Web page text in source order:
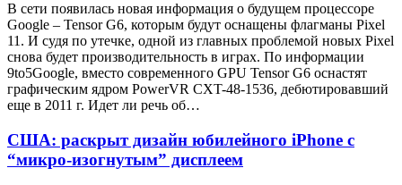
В сети появилась новая информация о будущем процессоре
Google – Tensor G6, которым будут оснащены флагманы Pixel
11. И судя по утечке, одной из главных проблемой новых Pixel
снова будет производительность в играх. По информации
9to5Google, вместо современного GPU Tensor G6 оснастят
графическим ядром PowerVR CXT-48-1536, дебютировавший
еще в 2011 г. Идет ли речь об…
США: раскрыт дизайн юбилейного iPhone с
“микро-изогнутым” дисплеем